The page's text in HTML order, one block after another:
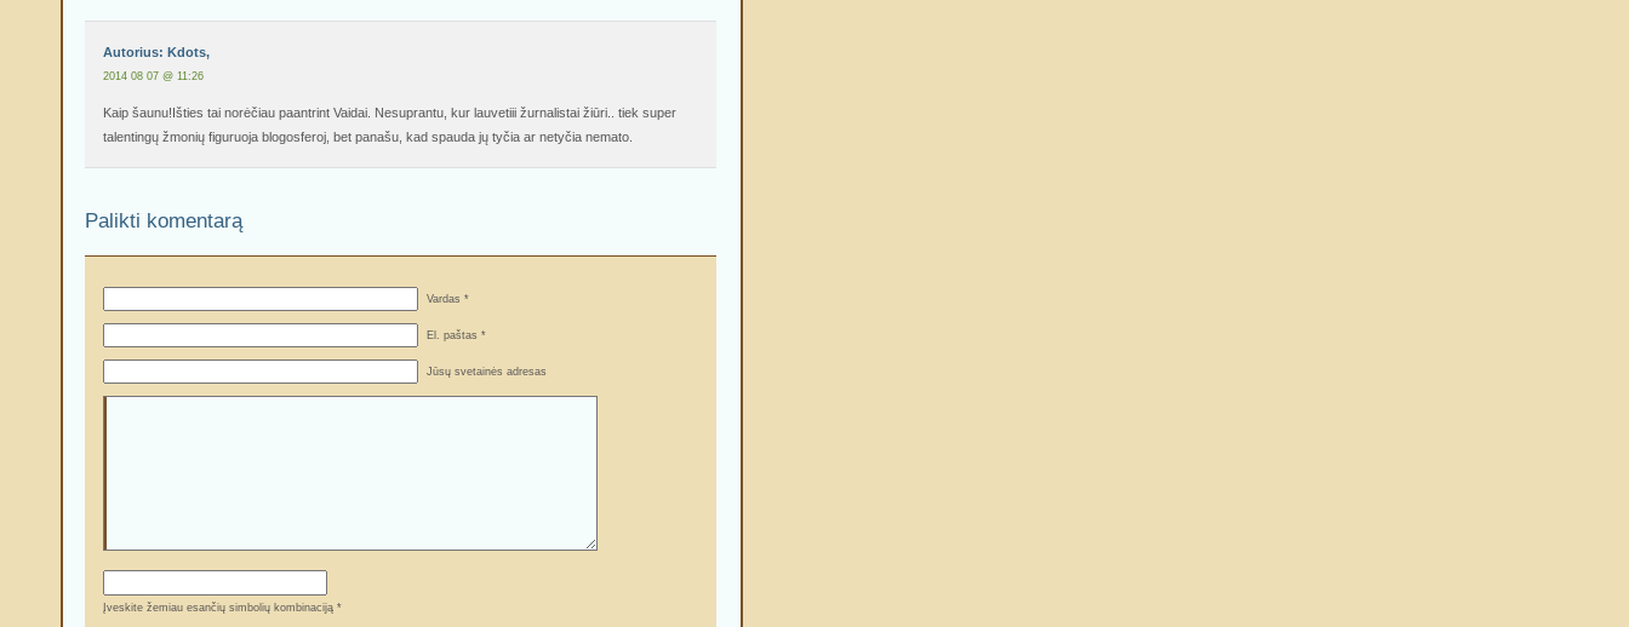
Autorius: Kdots,
2014 08 07 @ 11:26
Kaip šaunu!Išties tai norėčiau paantrint Vaidai. Nesuprantu, kur lauvetiii žurnalistai žiūri.. tiek super
talentingų žmonių figuruoja blogosferoj, bet panašu, kad spauda jų tyčia ar netyčia nemato.
Palikti komentarą
Vardas *
El. paštas *
Jūsų svetainės adresas
Įveskite žemiau esančių simbolių kombinaciją *